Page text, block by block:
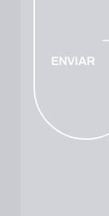
ENVIAR